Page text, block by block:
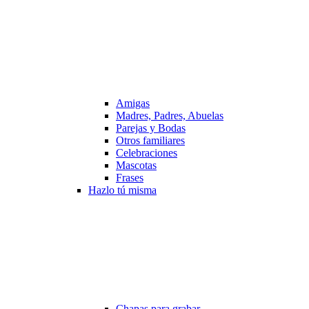
Amigas
Madres, Padres, Abuelas
Parejas y Bodas
Otros familiares
Celebraciones
Mascotas
Frases
Hazlo tú misma